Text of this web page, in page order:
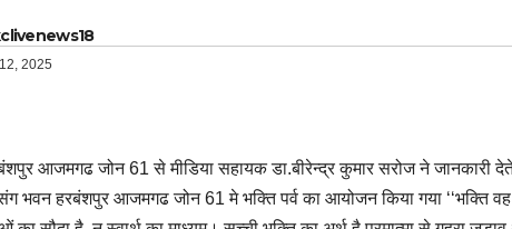
2025
आजमगढ जोन 61 से मीडिया सहायक डा.बीरेन्द्र कुमार सरोज ने जानकारी
भवन हरबंशपुर आजमगढ जोन 61 मे भक्ति पर्व का आयोजन किया गया ‘‘भक्ति